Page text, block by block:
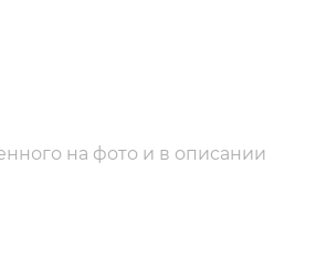
на фото и в описании